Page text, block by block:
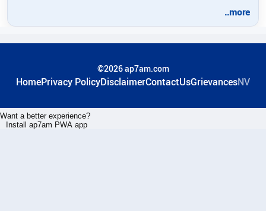
..more
©2026 ap7am.com
HomePrivacy PolicyDisclaimerContactUsGrievancesNV
Want a better experience?
Install ap7am PWA app